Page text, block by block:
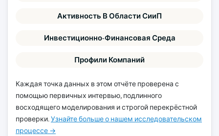
Активность В Области СииП
Инвестиционно-Финансовая Среда
Профили Компаний
Каждая точка данных в этом отчёте проверена с
помощью первичных интервью, подлинного
восходящего моделирования и строгой перекрёстной
проверки.Узнайте больше о нашем исследовательском
процессе →